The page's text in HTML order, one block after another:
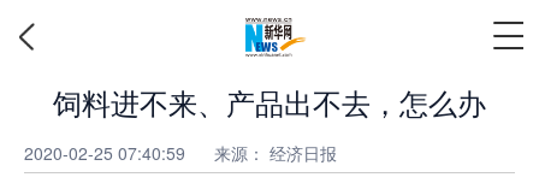
饲料进不来、产品出不去，怎么办
2020-02-25 07:40:59 来源： 经济日报